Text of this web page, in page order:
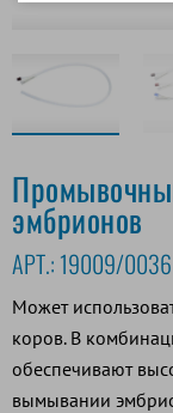
эмбрионов
АРТ.: 19009/0036
Может
коров. В
обеспечивают
вымывании